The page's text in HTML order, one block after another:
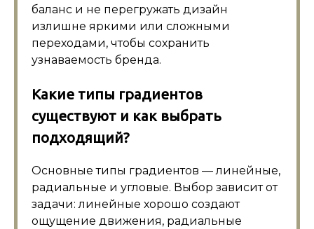
баланс и не перегружать дизайн
излишне яркими или сложными
переходами, чтобы сохранить
узнаваемость бренда.
Какие типы градиентов
существуют и как выбрать
подходящий?
Основные типы градиентов — линейные,
радиальные и угловые. Выбор зависит от
задачи: линейные хорошо создают
ощущение движения, радиальные